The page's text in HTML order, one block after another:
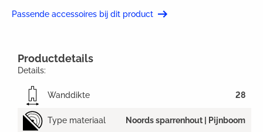
Passende accessoires bij dit product
Productdetails
Details:
Wanddikte 28
Type materiaal Noords sparrenhout | Pijnboom